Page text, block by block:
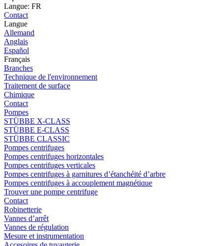
Langue: FR
Contact
Langue
Allemand
Anglais
Español
Français
Branches
Technique de l'environnement
Traitement de surface
Chimique
Contact
Pompes
STÜBBE X-CLASS
STÜBBE E-CLASS
STÜBBE CLASSIC
Pompes centrifuges
Pompes centrifuges horizontales
Pompes centrifuges verticales
Pompes centrifuges à garnitures d’étanchéité d’arbre
Pompes centrifuges à accouplement magnétique
Trouver une pompe centrifuge
Contact
Robinetterie
Vannes d’arrêt
Vannes de régulation
Mesure et instrumentation